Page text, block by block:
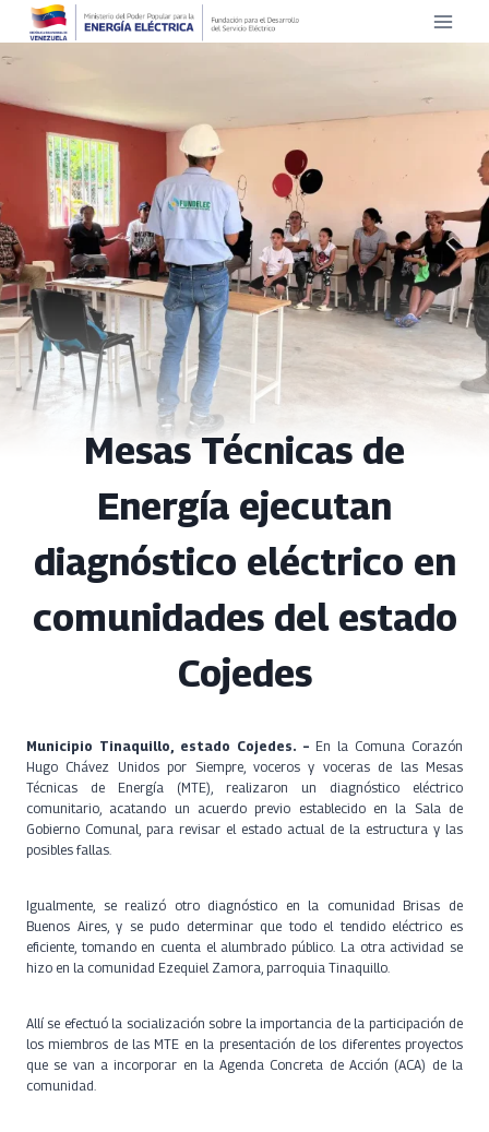
Saltar
Mesas Técnicas de
Energía ejecutan
diagnóstico eléctrico en
comunidades del estado
Cojedes
Municipio Tinaquillo, estado Cojedes. – En la Comuna Corazón
Hugo Chávez Unidos por Siempre, voceros y voceras de las Mesas
Técnicas de Energía (MTE), realizaron un diagnóstico eléctrico
comunitario, acatando un acuerdo previo establecido en la Sala de
Gobierno Comunal, para revisar el estado actual de la estructura y las
posibles fallas.
Igualmente, se realizó otro diagnóstico en la comunidad Brisas de
Buenos Aires, y se pudo determinar que todo el tendido eléctrico es
eficiente, tomando en cuenta el alumbrado público. La otra actividad se
hizo en la comunidad Ezequiel Zamora, parroquia Tinaquillo.
Allí se efectuó la socialización sobre la importancia de la participación de
los miembros de las MTE en la presentación de los diferentes proyectos
que se van a incorporar en la Agenda Concreta de Acción (ACA) de la
comunidad.